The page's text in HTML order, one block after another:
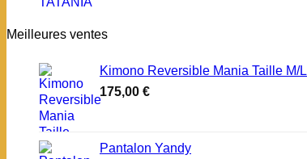
Meilleures ventes
Kimono Reversible Mania Taille M/L
175,00 €
Pantalon Yandy